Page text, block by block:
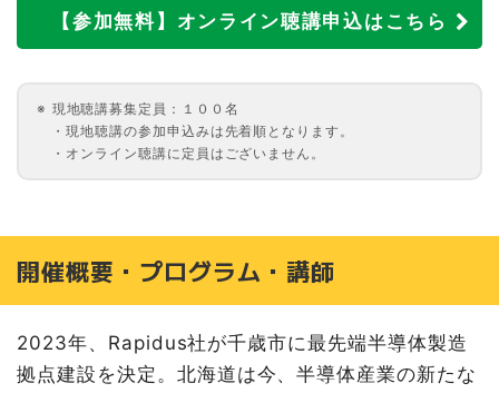
【参加無料】オンライン聴講申込はこちら
現地聴講募集定員：１００名
・現地聴講の参加申込みは先着順となります。
・オンライン聴講に定員はございません。
開催概要・プログラム・講師
2023年、Rapidus社が千歳市に最先端半導体製造
拠点建設を決定。北海道は今、半導体産業の新たな